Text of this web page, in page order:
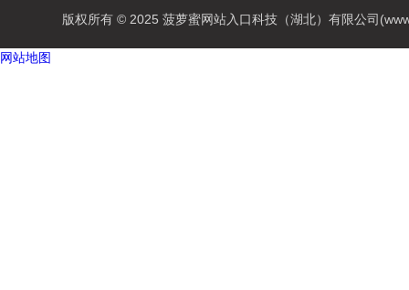
版权所有 © 2025 菠萝蜜网站入口科技（湖北）有限公司
网站地图